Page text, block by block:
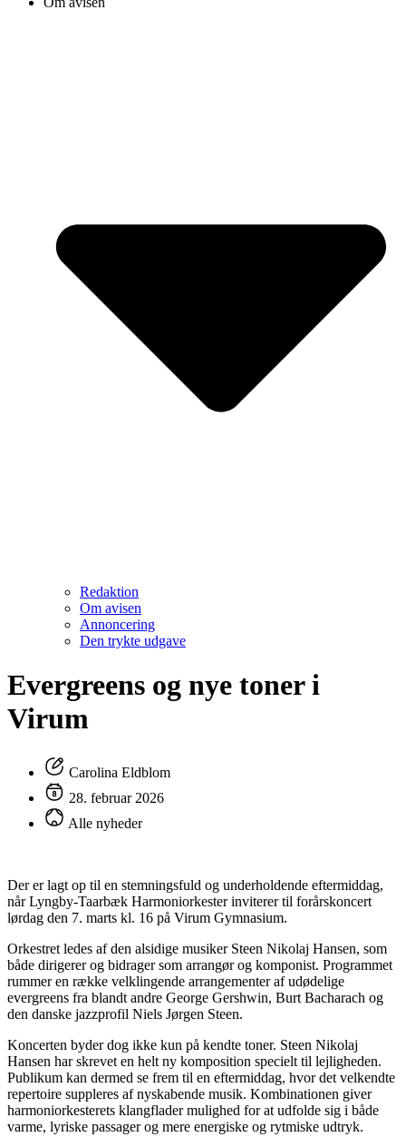
Redaktion
Om avisen
Annoncering
Den trykte udgave
Evergreens og nye toner i
Virum
Carolina Eldblom
28. februar 2026
Alle nyheder
Der er lagt op til en stemningsfuld og underholdende eftermiddag,
når Lyngby-Taarbæk Harmoniorkester inviterer til forårskoncert
lørdag den 7. marts kl. 16 på Virum Gymnasium.
Orkestret ledes af den alsidige musiker Steen Nikolaj Hansen, som
både dirigerer og bidrager som arrangør og komponist. Programmet
rummer en række velklingende arrangementer af udødelige
evergreens fra blandt andre George Gershwin, Burt Bacharach og
den danske jazzprofil Niels Jørgen Steen.
Koncerten byder dog ikke kun på kendte toner. Steen Nikolaj
Hansen har skrevet en helt ny komposition specielt til lejligheden.
Publikum kan dermed se frem til en eftermiddag, hvor det velkendte
repertoire suppleres af nyskabende musik. Kombinationen giver
harmoniorkesterets klangflader mulighed for at udfolde sig i både
varme, lyriske passager og mere energiske og rytmiske udtryk.